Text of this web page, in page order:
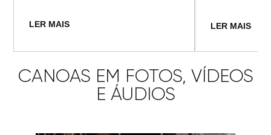
LER MAIS LER MAIS
CANOAS EM FOTOS, VÍDEOS
E ÁUDIOS